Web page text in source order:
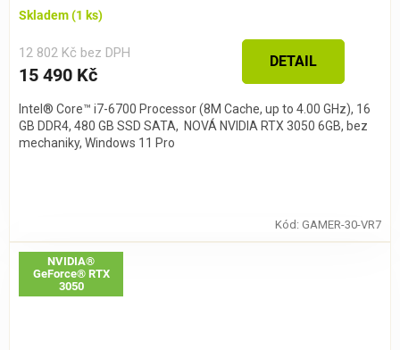
Skladem(1 ks)
12 802 Kč bez DPH
15 490 Kč
DETAIL
Intel® Core™ i7-6700 Processor (8M Cache, up to 4.00 GHz), 16
GB DDR4, 480 GB SSD SATA, NOVÁ NVIDIA RTX 3050 6GB, bez
mechaniky, Windows 11 Pro
Kód: GAMER-30-VR7
NVIDIA®
GeForce® RTX
3050